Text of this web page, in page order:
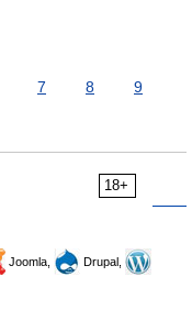
7 8
9
18+
Joomla,
Drupal,